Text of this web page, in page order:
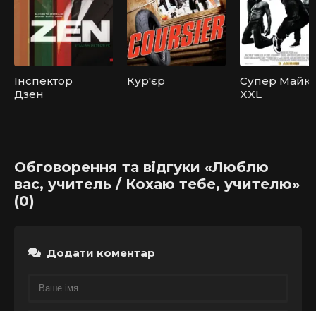
Інспектор
Дзен
Кур'єр
Супер Майк
XXL
Обговорення та відгуки «Люблю
вас, учитель / Кохаю тебе, учителю»
(0)
Додати коментар